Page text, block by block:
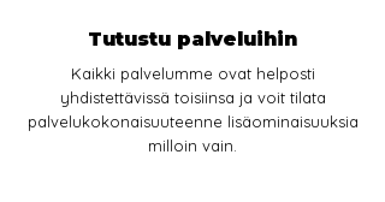
Tutustu palveluihin
Kaikki palvelumme ovat helposti
yhdistettävissä toisiinsa ja voit tilata
palvelukokonaisuuteenne lisäominaisuuksia
milloin vain.